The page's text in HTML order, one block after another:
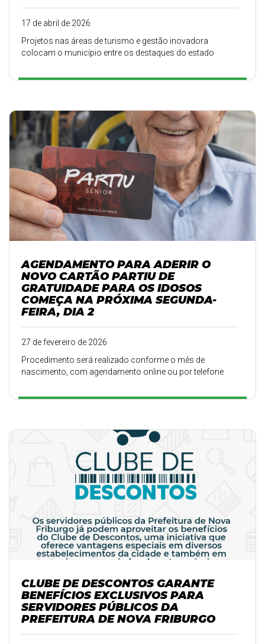
17 de abril de 2026
Projetos nas áreas de turismo e gestão inovadora
colocam o município entre os destaques do estado
AGENDAMENTO PARA ADERIR O
NOVO CARTÃO PARTIU DE
GRATUIDADE PARA OS IDOSOS
COMEÇA NA PRÓXIMA SEGUNDA-
FEIRA, DIA 2
27 de fevereiro de 2026
Procedimento será realizado conforme o mês de
nascimento, com agendamento online ou por telefone
CLUBE DE DESCONTOS GARANTE
BENEFÍCIOS EXCLUSIVOS PARA
SERVIDORES PÚBLICOS DA
PREFEITURA DE NOVA FRIBURGO